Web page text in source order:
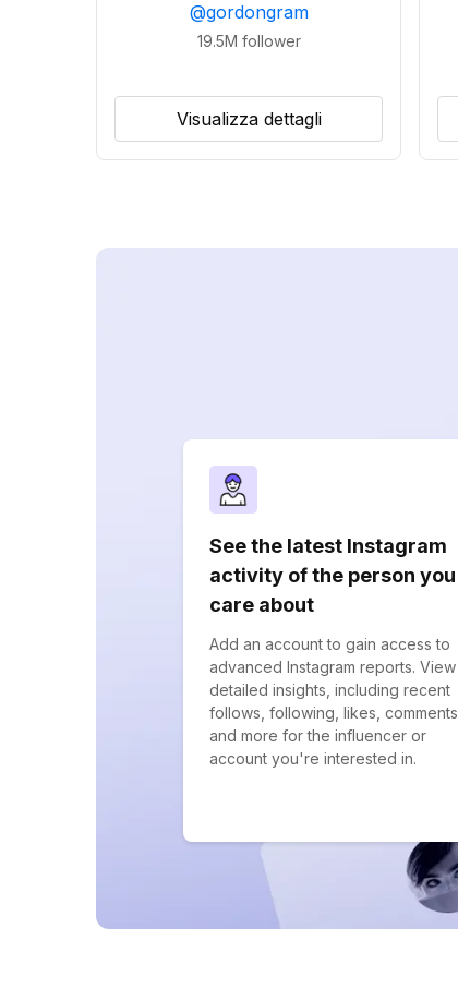
@gordongram
19.5M follower
Visualizza dettagli
See the latest Instagram
activity of the person you
care about
Add an account to gain access to
advanced Instagram reports. View
detailed insights, including recent
follows, following, likes, comments,
and more for the influencer or
account you're interested in.